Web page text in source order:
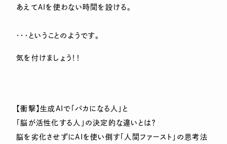
あえてAIを使わない時間を設ける。
・・・ということのようです。
気を付けましょう！！
【衝撃】生成AIで「バカになる人」と
「脳が活性化する人」の決定的な違いとは？
脳を劣化させずにAIを使い倒す「人間ファースト」の思考法